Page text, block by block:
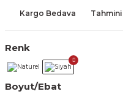
Kargo Bedava
Renk
Boyut/Ebat